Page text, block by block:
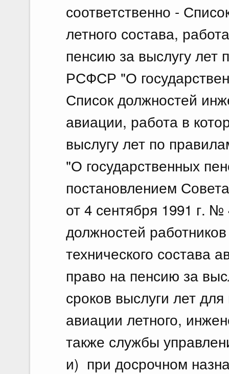
соответственно -
летного состава,
пенсию за выслугу лет
РСФСР "О
Список должностей
авиации, работа в
выслугу лет по
"О государственных
постановлением
от 4 сентября 1991 г.
должностей
технического состава
право на пенсию за
сроков выслуги лет
авиации летного,
также службы
и) при досрочном